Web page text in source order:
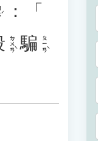
ˊ
：「
ㄉㄨㄢˋ 騙 ㄆㄧㄢˋ